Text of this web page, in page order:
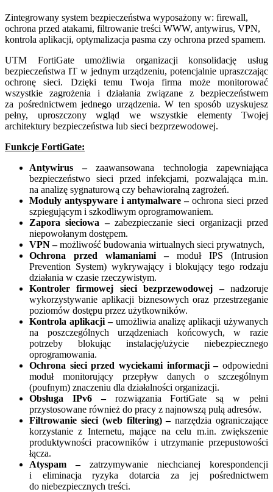
Zintegrowany system bezpieczeństwa wyposażony w: firewall,
ochrona przed atakami, filtrowanie treści WWW, antywirus, VPN,
kontrola aplikacji, optymalizacja pasma czy ochrona przed spamem.
UTM FortiGate umożliwia organizacji konsolidację usług
bezpieczeństwa IT w jednym urządzeniu, potencjalnie upraszczając
ochronę sieci. Dzięki temu Twoja firma może monitorować
wszystkie zagrożenia i działania związane z bezpieczeństwem
za pośrednictwem jednego urządzenia. W ten sposób uzyskujesz
pełny, uproszczony wgląd we wszystkie elementy Twojej
architektury bezpieczeństwa lub sieci bezprzewodowej.
Funkcje FortiGate:
Antywirus –zaawansowana technologia zapewniająca
bezpieczeństwo sieci przed infekcjami, pozwalająca m.in.
na analizę sygnaturową czy behawioralną zagrożeń.
Moduły antyspyware i antymalware –ochrona sieci przed
szpiegującym i szkodliwym oprogramowaniem.
Zapora sieciowa – zabezpieczanie sieci organizacji przed
niepowołanym dostępem.
VPN –możliwość budowania wirtualnych sieci prywatnych,
Ochrona przed włamaniami –moduł IPS (Intrusion
Prevention System) wykrywający i blokujący tego rodzaju
działania w czasie rzeczywistym.
Kontroler firmowej sieci bezprzewodowej –nadzoruje
wykorzystywanie aplikacji biznesowych oraz przestrzeganie
poziomów dostępu przez użytkowników.
Kontrola aplikacji –umożliwia analizę aplikacji używanych
na poszczególnych urządzeniach końcowych, w razie
potrzeby blokując instalację/użycie niebezpiecznego
oprogramowania.
Ochrona sieci przed wyciekami informacji –odpowiedni
moduł monitorujący przepływ danych o szczególnym
(poufnym) znaczeniu dla działalności organizacji.
Obsługa IPv6 – rozwiązania FortiGate są w pełni
przystosowane również do pracy z najnowszą pulą adresów.
Filtrowanie sieci (web filtering) –narzędzia ograniczające
korzystanie z Internetu, mające na celu m.in. zwiększenie
produktywności pracowników i utrzymanie przepustowości
łącza.
Atyspam – zatrzymywanie niechcianej korespondencji
i eliminacja ryzyka dotarcia za jej pośrednictwem
do niebezpiecznych treści.